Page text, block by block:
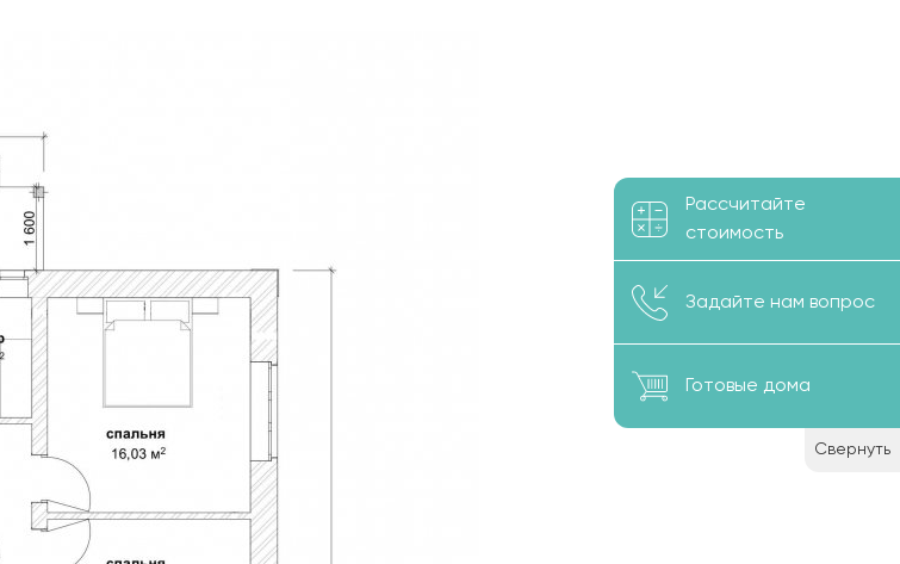
Рассчитайте
стоимость
Задайте нам вопрос
Готовые дома
Свернуть